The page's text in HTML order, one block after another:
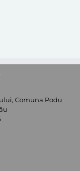
Comuna Podu